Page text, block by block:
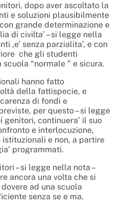
dopo aver ascoltato la
e soluzioni plausibilmente
grande determinazione e
di civilta’ – si legge nella
,e’ senza parzialita’, e con
che gli studenti
“normale ” e sicura.
hanno fatto
della fattispecie, e
di fondi e
per questo – si legge
genitori, continuera’ il suo
e interlocuzione,
e non, a partire
programmati.
– si legge nella nota –
ancora una volta che si
ad una scuola
senza se e ma.